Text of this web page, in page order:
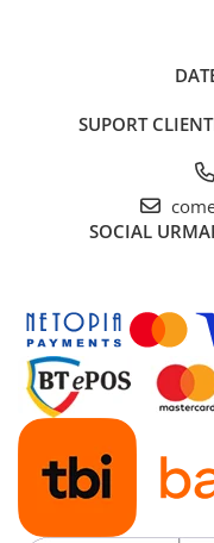
Intrerupatoare si prize
Dulapuri pentru cablare
Tablouri electrice
Lumina (Becuri si
Laptop & PC accesorii,
cabluri USB,
Cablu de date si
Solutii solare portabile
Lichidare de stoc
SUPORT
SOCIAL